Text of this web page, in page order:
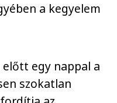
a kegyelem
egy nappal a
szokatlan